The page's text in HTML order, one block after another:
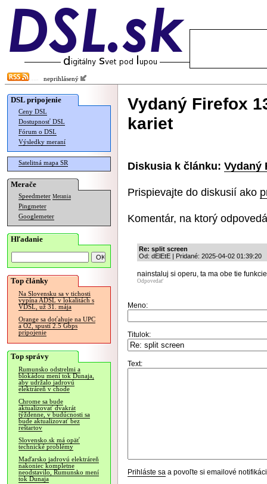
neprihlásený
DSL pripojenie
Ceny DSL
Dostupnosť DSL
Fórum o DSL
Výsledky meraní
Satelitná mapa SR
Merače
Speedmeter Merania
Pingmeter
Googlemeter
Hľadanie
Top články
Na Slovensku sa v tichosti
vypína ADSL v lokalitách s
VDSL, už 31. mája
Orange sa doťahuje na UPC
a O2, spustí 2.5 Gbps
pripojenie
Top správy
Rumunsko odstrelmi a
blokádou mení tok Dunaja,
aby udržalo jadrovú
elektráreň v chode
Chrome sa bude
aktualizovať dvakrát
týždenne, v budúcnosti sa
bude aktualizovať bez
reštartov
Slovensko.sk má opäť
technické problémy
Maďarsko jadrovú elektráreň
nakoniec kompletne
neodstavilo, Rumunsko mení
tok Dunaja
Vydaný Firefox
kariet
Diskusia k článku: Vydaný
Prispievajte do diskusií ako
Komentár, na ktorý
Re: split screen
Od: dElEtE | Pridané: 2025-04-02 01:39:20
nainstaluj si operu, ta ma obe tie
Odpovedať
Meno:
Titulok:
Text:
Prihláste sa a povoľte si emailové